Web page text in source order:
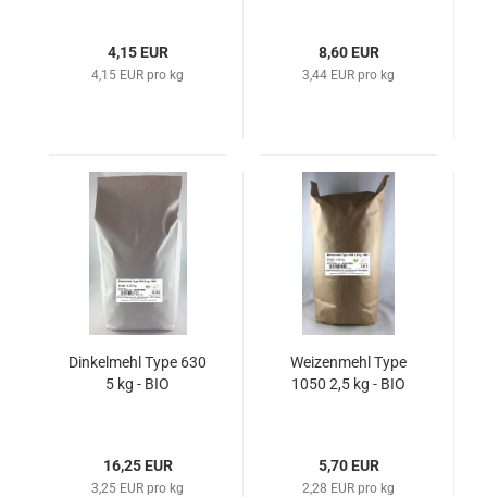
4,15 EUR
4,15 EUR pro kg
8,60 EUR
3,44 EUR pro kg
Dinkelmehl Type 630
5 kg - BIO
16,25 EUR
3,25 EUR pro kg
Weizenmehl Type
1050 2,5 kg - BIO
5,70 EUR
2,28 EUR pro kg